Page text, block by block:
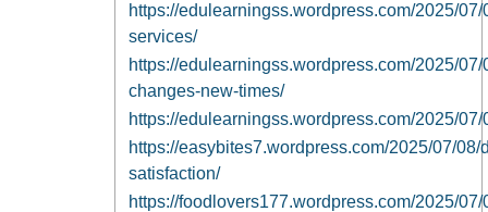
https://edulearningss.wordpress.com/2025/
services/
https://edulearningss.wordpress.com/2025/
changes-new-times/
https://edulearningss.wordpress.com/2025/
https://easybites7.wordpress.com/2025/07/
satisfaction/
https://foodlovers177.wordpress.com/2025/